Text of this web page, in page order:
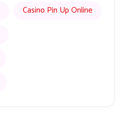
Casino Pin Up Online